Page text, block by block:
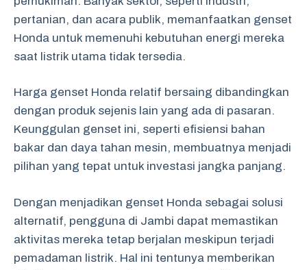
pertanian, dan acara publik, memanfaatkan genset
Honda untuk memenuhi kebutuhan energi mereka
saat listrik utama tidak tersedia.
Harga genset Honda relatif bersaing dibandingkan
dengan produk sejenis lain yang ada di pasaran.
Keunggulan genset ini, seperti efisiensi bahan
bakar dan daya tahan mesin, membuatnya menjadi
pilihan yang tepat untuk investasi jangka panjang.
Dengan menjadikan genset Honda sebagai solusi
alternatif, pengguna di Jambi dapat memastikan
aktivitas mereka tetap berjalan meskipun terjadi
pemadaman listrik. Hal ini tentunya memberikan